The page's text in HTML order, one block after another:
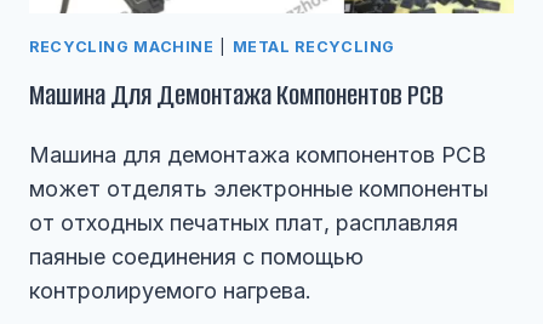
RECYCLING MACHINE METAL RECYCLING
Машина Для Демонтажа Компонентов PCB
Машина для демонтажа компонентов PCB
может отделять электронные компоненты
от отходных печатных плат, расплавляя
паяные соединения с помощью
контролируемого нагрева.